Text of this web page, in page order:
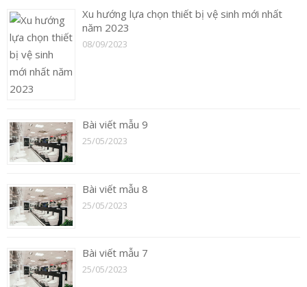
Xu hướng lựa chọn thiết bị vệ sinh mới nhất
năm 2023
08/09/2023
Bài viết mẫu 9
25/05/2023
Bài viết mẫu 8
25/05/2023
Bài viết mẫu 7
25/05/2023